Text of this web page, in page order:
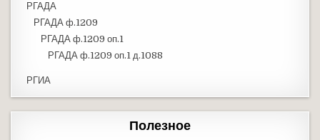
РГАДА
РГАДА ф.1209
РГАДА ф.1209 оп.1
РГАДА ф.1209 оп.1 д.1088
РГИА
Полезное